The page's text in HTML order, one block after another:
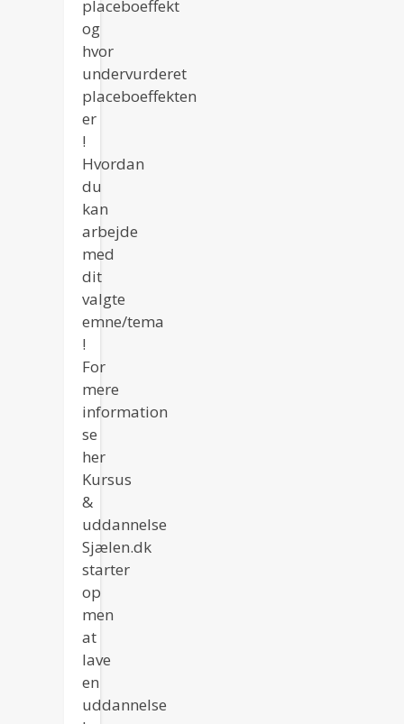
placeboeffekt
og
hvor
undervurderet
placeboeffekten
er
!
Hvordan
du
kan
arbejde
med
dit
valgte
emne/tema
!
For
mere
information
se
her
Kursus
&
uddannelse
Sjælen.dk
starter
op
men
at
lave
en
uddannelse